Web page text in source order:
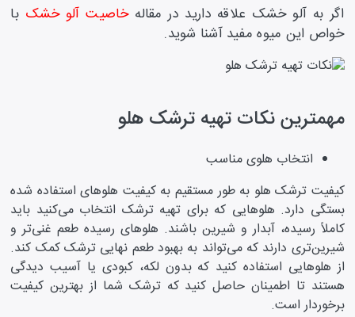
اگر به آلو خشک علاقه دارید در مقالهخاصیت آلو خشک با
خواص این میوه مفید آشنا شوید.
مهمترین نکات تهیه ترشک هلو
انتخاب هلوی مناسب
کیفیت ترشک هلو به طور مستقیم به کیفیت هلو‌های استفاده شده
بستگی دارد. هلو‌هایی که برای تهیه ترشک انتخاب می‌کنید باید
کاملاً رسیده، آبدار و شیرین باشند. هلو‌های رسیده طعم غنی‌تر و
شیرین‌تری دارند که می‌تواند به بهبود طعم نهایی ترشک کمک کند.
از هلو‌هایی استفاده کنید که بدون لکه، کبودی یا آسیب دیدگی
هستند تا اطمینان حاصل کنید که ترشک شما از بهترین کیفیت
برخوردار است.